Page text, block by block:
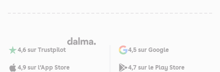
4,6 sur Trustpilot 4,5 sur Google
4,9 sur l’App Store 4,7 sur le Play Store